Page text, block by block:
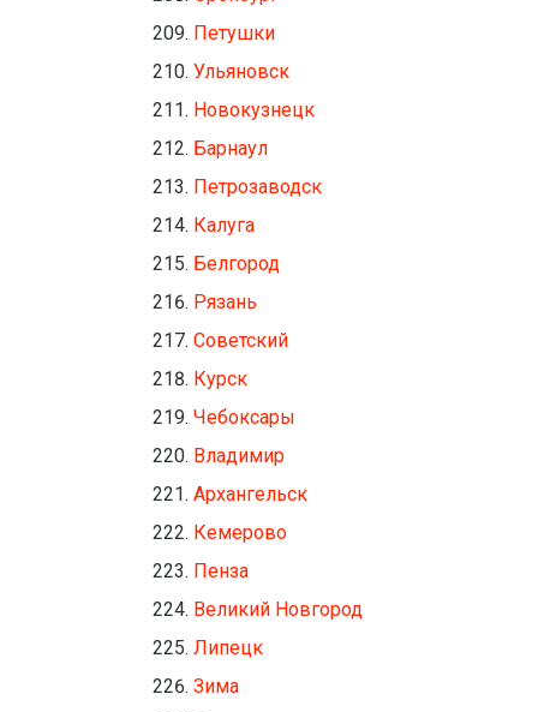
Петушки
Ульяновск
Новокузнецк
Барнаул
Петрозаводск
Калуга
Белгород
Рязань
Советский
Курск
Чебоксары
Владимир
Архангельск
Кемерово
Пенза
Великий Новгород
Липецк
Зима